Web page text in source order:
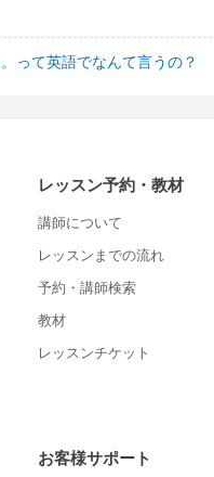
って英語でなんて言うの？
レッスン予約・教材
講師について
レッスンまでの流れ
予約・講師検索
教材
レッスンチケット
お客様サポート